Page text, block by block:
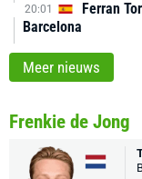
20:01
Ferran
Barcelona
Meer nieuws
Frenkie de Jong